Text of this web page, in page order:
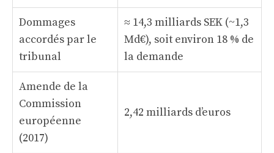
Dommages
accordés par le
tribunal
≈ 14,3 milliards SEK (~1,3
Md€), soit environ 18 % de
la demande
Amende de la
Commission
européenne
(2017)
2,42 milliards d’euros